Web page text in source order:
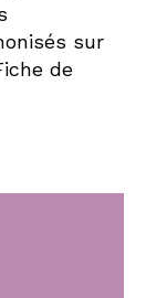
sur
de